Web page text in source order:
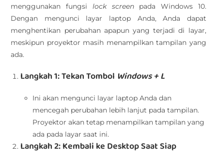
menggunakan fungsi lock screenpada Windows 10.
Dengan mengunci layar laptop Anda, Anda dapat
menghentikan perubahan apapun yang terjadi di layar,
meskipun proyektor masih menampilkan tampilan yang
ada.
Langkah 1: Tekan Tombol Windows + L
Ini akan mengunci layar laptop Anda dan
mencegah perubahan lebih lanjut pada tampilan.
Proyektor akan tetap menampilkan tampilan yang
ada pada layar saat ini.
Langkah 2: Kembali ke Desktop Saat Siap